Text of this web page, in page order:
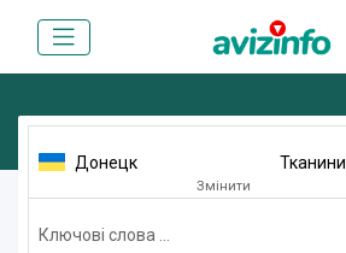
Донецк
Змінити
Тканини